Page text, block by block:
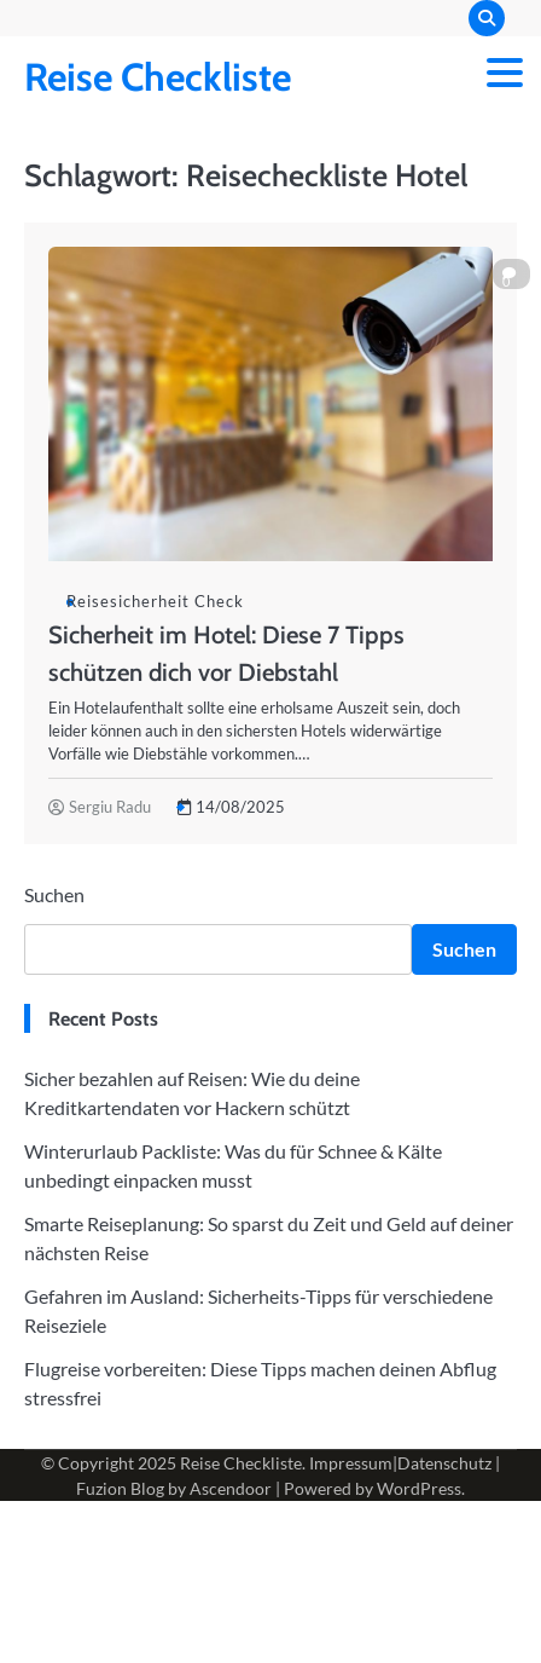
content
Reise Checkliste
Schlagwort: Reisecheckliste Hotel
0
Reisesicherheit Check
Sicherheit im Hotel: Diese 7 Tipps
schützen dich vor Diebstahl
Ein Hotelaufenthalt sollte eine erholsame Auszeit sein, doch
leider können auch in den sichersten Hotels widerwärtige
Vorfälle wie Diebstähle vorkommen.…
Sergiu Radu 14/08/2025
Suchen
Suchen
Recent Posts
Sicher bezahlen auf Reisen: Wie du deine
Kreditkartendaten vor Hackern schützt
Winterurlaub Packliste: Was du für Schnee & Kälte
unbedingt einpacken musst
Smarte Reiseplanung: So sparst du Zeit und Geld auf deiner
nächsten Reise
Gefahren im Ausland: Sicherheits-Tipps für verschiedene
Reiseziele
Flugreise vorbereiten: Diese Tipps machen deinen Abflug
stressfrei
© Copyright 2025 Reise Checkliste. Impressum|Datenschutz |
Fuzion Blog byAscendoor | Powered byWordPress.